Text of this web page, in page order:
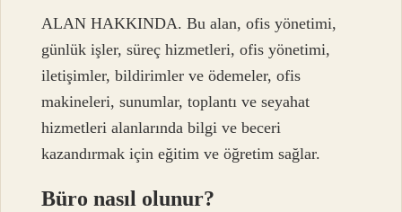
ALAN HAKKINDA. Bu alan, ofis yönetimi,
günlük işler, süreç hizmetleri, ofis yönetimi,
iletişimler, bildirimler ve ödemeler, ofis
makineleri, sunumlar, toplantı ve seyahat
hizmetleri alanlarında bilgi ve beceri
kazandırmak için eğitim ve öğretim sağlar.
Büro nasıl olunur?